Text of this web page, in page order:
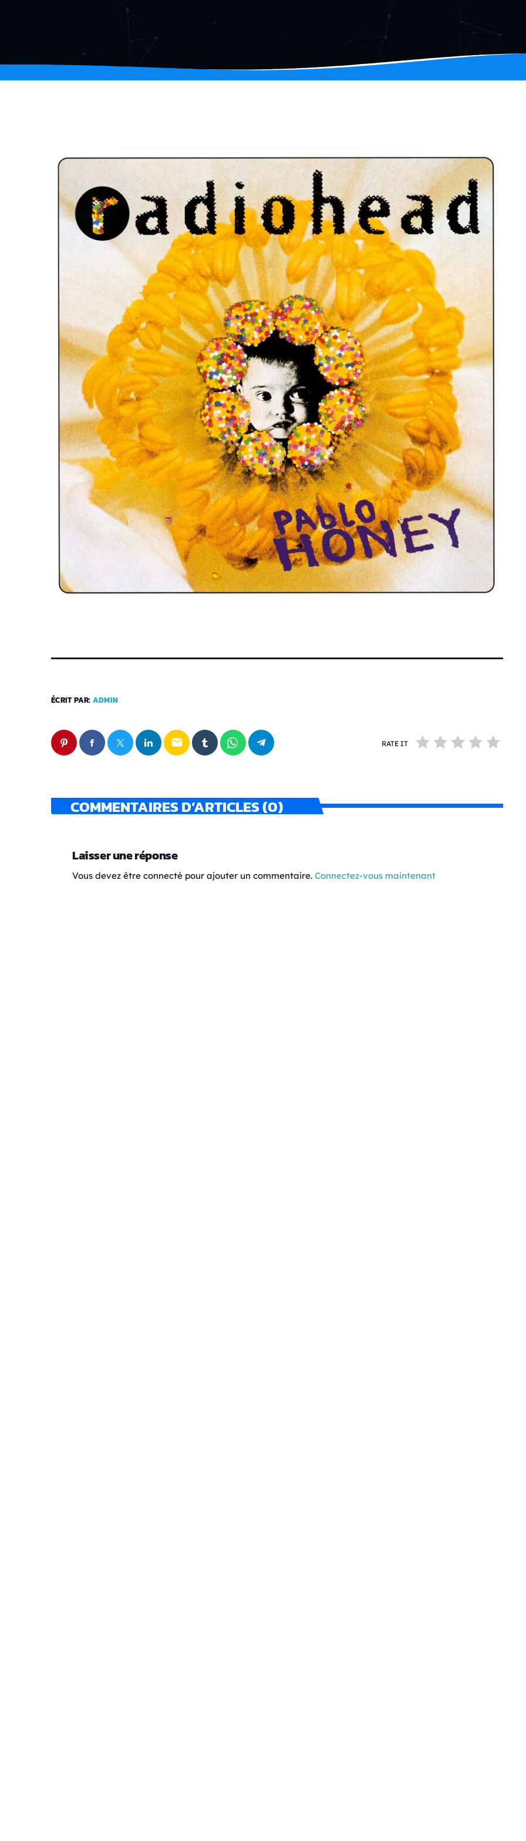
ÉCRIT PAR: ADMIN
email RATE IT
COMMENTAIRES D’ARTICLES (0)
Laisser une réponse
Vous devez être connecté pour ajouter un commentaire. Connectez-vous maintenant